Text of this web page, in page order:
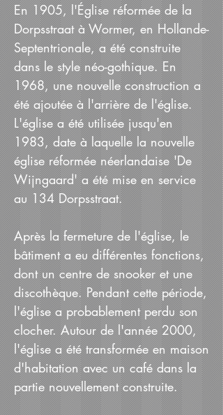
En 1905, l'Église réformée de la
Dorpsstraat à Wormer, en Hollande-
Septentrionale, a été construite
dans le style néo-gothique. En
1968, une nouvelle construction a
été ajoutée à l'arrière de l'église.
L'église a été utilisée jusqu'en
1983, date à laquelle la nouvelle
église réformée néerlandaise 'De
Wijngaard' a été mise en service
au 134 Dorpsstraat.
Après la fermeture de l'église, le
bâtiment a eu différentes fonctions,
dont un centre de snooker et une
discothèque. Pendant cette période,
l'église a probablement perdu son
clocher. Autour de l'année 2000,
l'église a été transformée en maison
d'habitation avec un café dans la
partie nouvellement construite.